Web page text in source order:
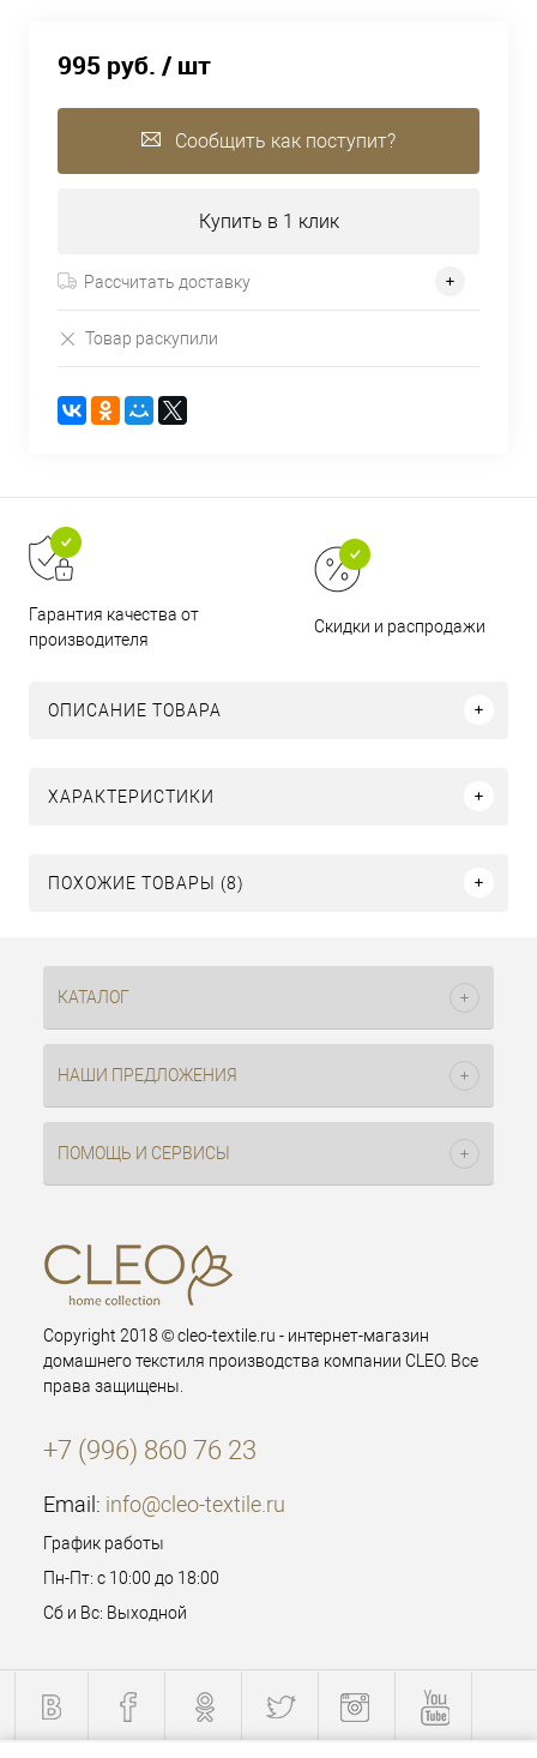
995 руб. / шт
Сообщить как поступит?
Купить в 1 клик
Рассчитать доставку
Товар раскупили
Гарантия качества от
производителя
Скидки и распродажи
ОПИСАНИЕ ТОВАРА
ХАРАКТЕРИСТИКИ
ПОХОЖИЕ ТОВАРЫ (8)
КАТАЛОГ
НАШИ ПРЕДЛОЖЕНИЯ
ПОМОЩЬ И СЕРВИСЫ
Copyright 2018 © cleo-textile.ru - интернет-магазин
домашнего текстиля производства компании CLEO. Все
права защищены.
+7 (996) 860 76 23
Email: info@cleo-textile.ru
График работы
Пн-Пт: с 10:00 до 18:00
Сб и Вс: Выходной